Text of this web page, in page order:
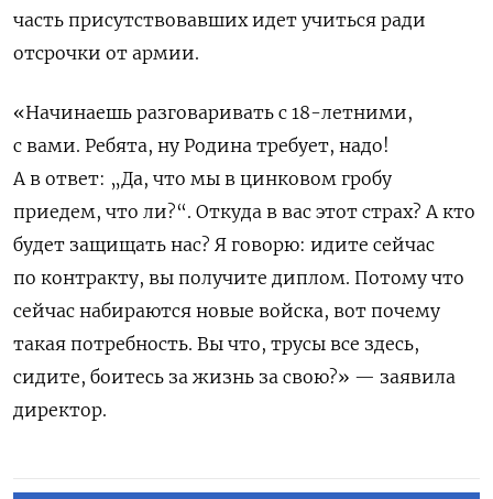
часть присутствовавших идет учиться ради
отсрочки от армии.
«Начинаешь разговаривать с 18-летними,
с вами. Ребята, ну Родина требует, надо!
А в ответ: „Да, что мы в цинковом гробу
приедем, что ли?“. Откуда в вас этот страх? А кто
будет защищать нас? Я говорю: идите сейчас
по контракту, вы получите диплом. Потому что
сейчас набираются новые войска, вот почему
такая потребность. Вы что, трусы все здесь,
сидите, боитесь за жизнь за свою?» — заявила
директор.